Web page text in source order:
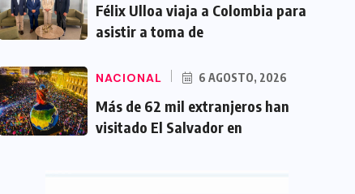
Félix Ulloa viaja a Colombia para
asistir a toma de
NACIONAL 6 AGOSTO, 2026
Más de 62 mil extranjeros han
visitado El Salvador en